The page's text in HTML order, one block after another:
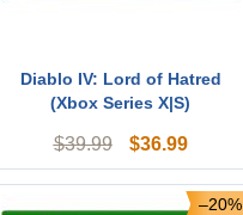
Diablo IV: Lord of Hatred
(Xbox Series X|S)
$39.99 $36.99
–20%